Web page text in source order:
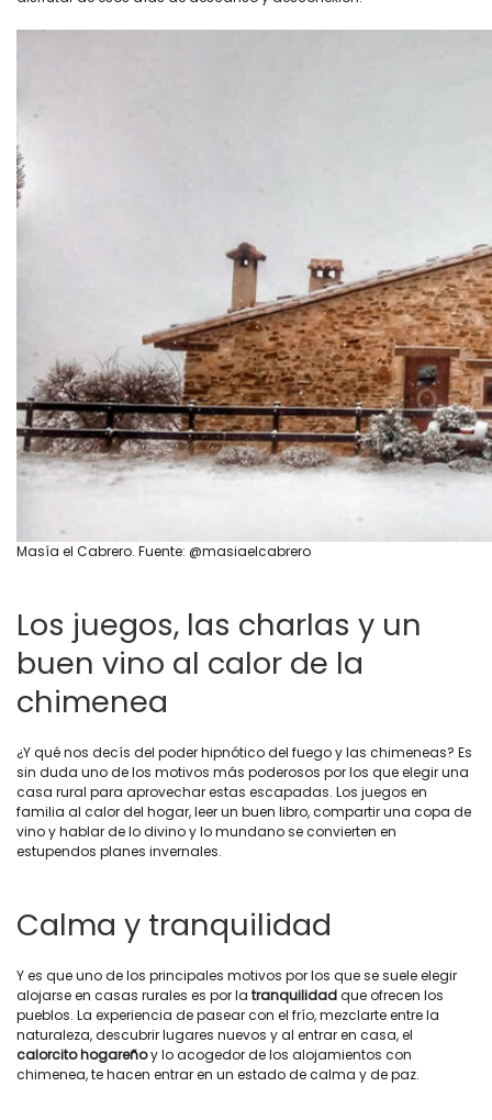
Masía el Cabrero. Fuente: @masiaelcabrero
Los juegos, las charlas y un
buen vino al calor de la
chimenea
¿Y qué nos decís del poder hipnótico del fuego y las chimeneas? Es
sin duda uno de los motivos más poderosos por los que elegir una
casa rural para aprovechar estas escapadas. Los juegos en
familia al calor del hogar, leer un buen libro, compartir una copa de
vino y hablar de lo divino y lo mundano se convierten en
estupendos planes invernales.
Calma y tranquilidad
Y es que uno de los principales motivos por los que se suele elegir
alojarse en casas rurales es por la tranquilidadque ofrecen los
pueblos. La experiencia de pasear con el frío, mezclarte entre la
naturaleza, descubrir lugares nuevos y al entrar en casa, el
calorcito hogareñoy lo acogedor de los alojamientos con
chimenea, te hacen entrar en un estado de calma y de paz.